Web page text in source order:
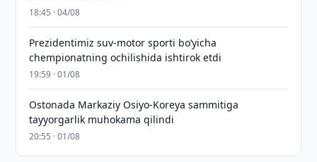
18:45 · 04/08
Prezidentimiz suv-motor sporti bo‘yicha
chempionatning ochilishida ishtirok etdi
19:59 · 01/08
Ostonada Markaziy Osiyo-Koreya sammitiga
tayyorgarlik muhokama qilindi
20:55 · 01/08